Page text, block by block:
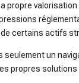
propre
certains actifs
seulement un
propres